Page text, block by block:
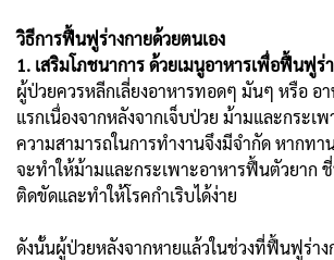
วิธีการฟื้นฟูร่างกายด้วยตนเอง
1. เสริมโภชนาการ ด้วยเมนูอาหารเพื่อฟื้นฟูร่
ผู้ป่วยควรหลีกเลี่ยงอาหารทอดๆ มันๆ หรือ อา
แรกเนื่องจากหลังจากเจ็บป่วย ม้ามและกระเ
ความสามารถในการทำงานจึงมีจำกัด หากทา
จะทำให้ม้ามและกระเพาะอาหารฟื้นตัวยาก ชี่
ติดขัดและทำให้โรคกำเริบได้ง่าย
ดังนั้นผู้ป่วยหลังจากหายแล้วในช่วงที่ฟื้นฟูร่า